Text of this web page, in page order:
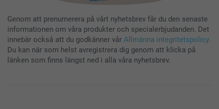
Genom att prenumerera på vårt nyhetsbrev får du den senaste
informationen om våra produkter och specialerbjudanden. Det
innebär också att du godkänner vår Allmänna integritetspolicy.
Du kan när som helst avregistrera dig genom att klicka på
länken som finns längst ned i alla våra nyhetsbrev.